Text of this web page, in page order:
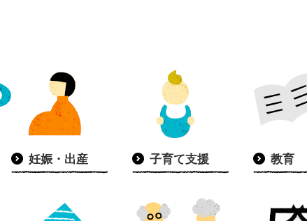
妊娠・出産 子育て支援 教育